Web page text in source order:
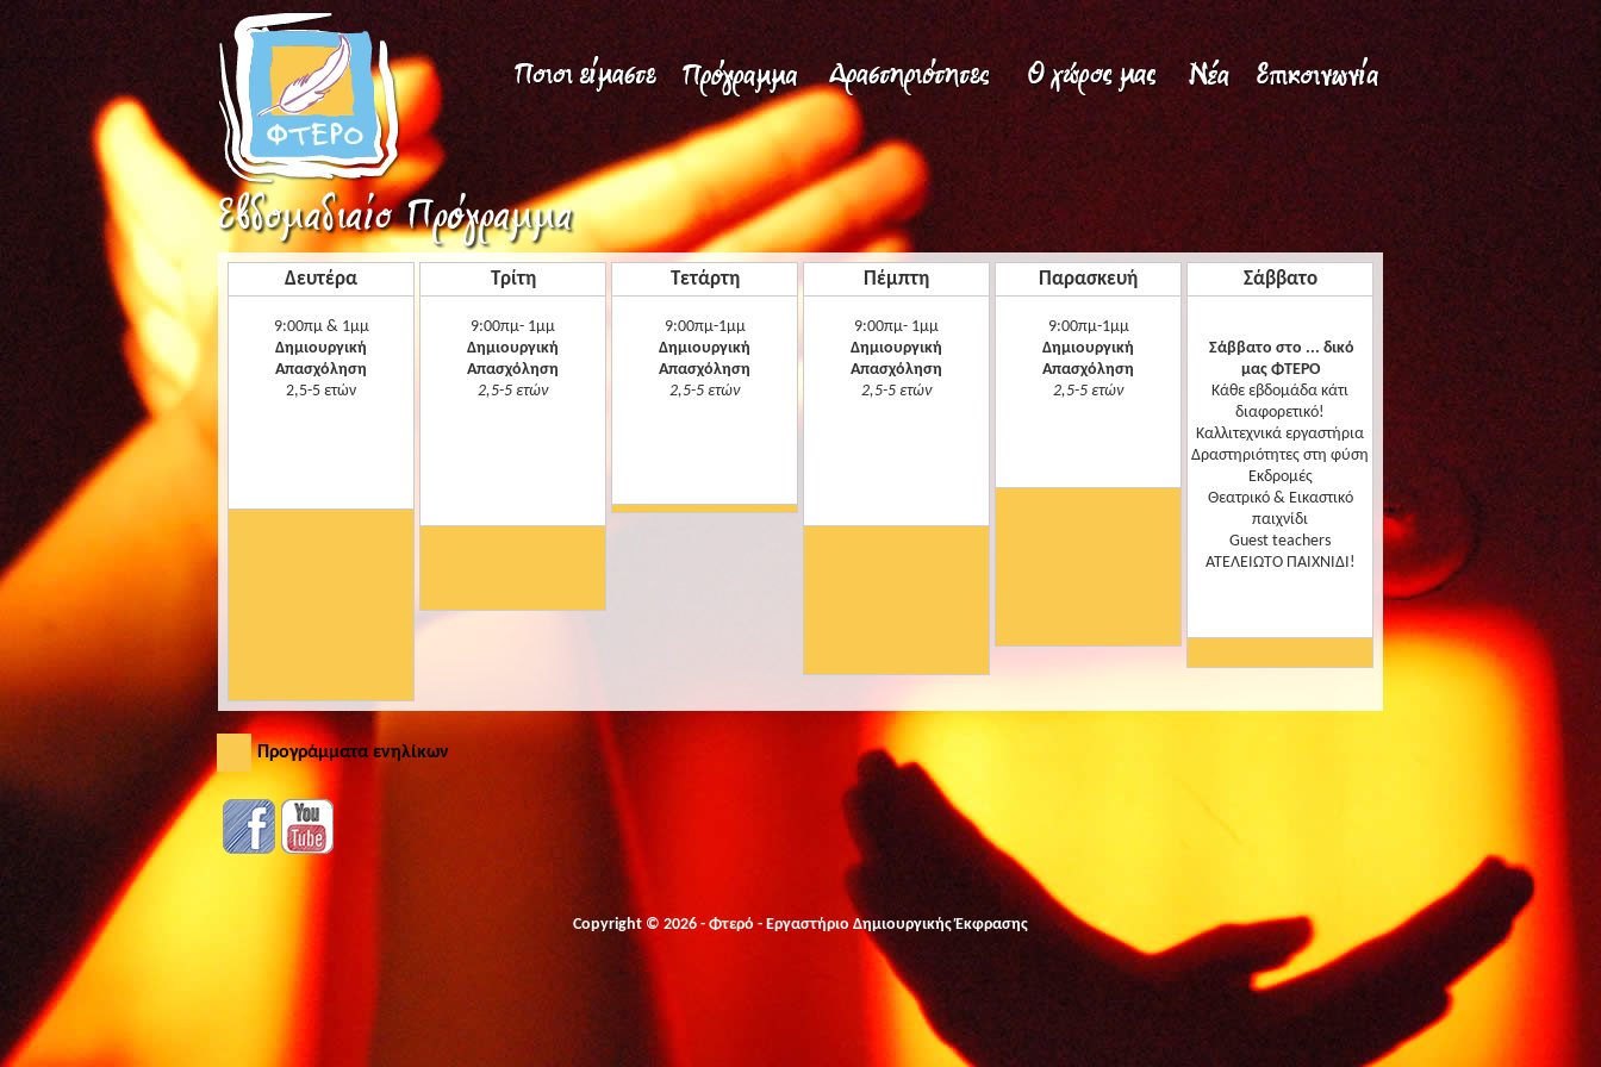
Δευτέρα
9:00πμ & 1μμ
Δημιουργική
Απασχόληση
2,5-5 ετών
Τρίτη
9:00πμ- 1μμ
Δημιουργική
Απασχόληση
2,5-5 ετών
Τετάρτη
9:00πμ-1μμ
Δημιουργική
Απασχόληση
2,5-5 ετών
Πέμπτη
9:00πμ- 1μμ
Δημιουργική
Απασχόληση
2,5-5 ετών
Παρασκευή
9:00πμ-1μμ
Δημιουργική
Απασχόληση
2,5-5 ετών
Σάββατο
Σάββατο στο ... δικό
μας ΦΤΕΡΟ
Κάθε εβδομάδα κάτι
διαφορετικό!
Καλλιτεχνικά εργαστήρια
Δραστηριότητες στη φύση
Εκδρομές
Θεατρικό & Εικαστικό
παιχνίδι
Guest teachers
ΑΤΕΛΕΙΩΤΟ ΠΑΙΧΝΊΔΙ!
Προγράμματα ενηλίκων
Copyright © 2026 - Φτερό - Εργαστήριο Δημιουργικής Έκφρασης